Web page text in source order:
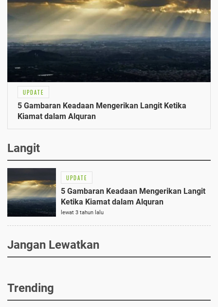
UPDATE
5 Gambaran Keadaan Mengerikan Langit Ketika
Kiamat dalam Alquran
Langit
UPDATE
5 Gambaran Keadaan Mengerikan Langit
Ketika Kiamat dalam Alquran
lewat 3 tahun lalu
Jangan Lewatkan
Trending